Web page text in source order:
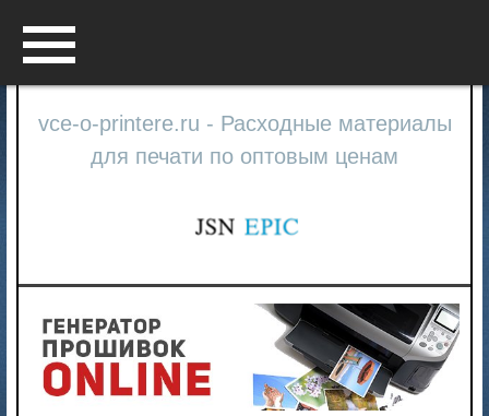
vce-o-printere.ru - Расходные материалы
для печати по оптовым ценам